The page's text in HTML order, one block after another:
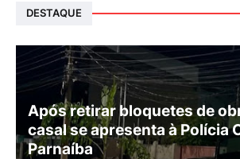
DESTAQUE
Após retirar bloquetes de
casal se apresenta à Polícia
Parnaíba